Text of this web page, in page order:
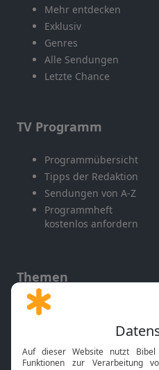
Mehr entdecken
Exklusiv
Genres
Alle Sendungen
Letzte Chance
TV Programm
Programmübersicht
Tipps der Redaktion
Sendungen von A-Z
Programmheft
kostenlos anfordern
Themen
Gott und Bibel erklärt
Neuigkeiten